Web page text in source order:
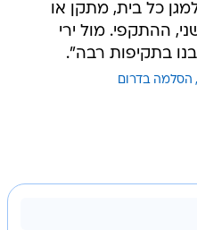
למגן כל בית, מתקן או
ההתקפי. מול ירי
בתקיפות רבה".
הסלמה בדרום